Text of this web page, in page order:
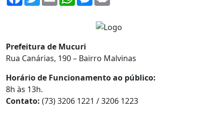
Prefeitura de Mucuri
Rua Canárias, 190 – Bairro Malvinas
Horário de Funcionamento ao público:
8h às 13h.
Contato: (73) 3206 1221 / 3206 1223